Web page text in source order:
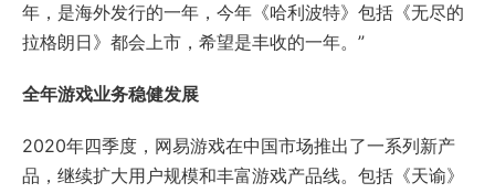
年，是海外发行的一年，今年《哈利波特》包括《无尽的
拉格朗日》都会上市，希望是丰收的一年。”
全年游戏业务稳健发展
2020年四季度，网易游戏在中国市场推出了一系列新产
品，继续扩大用户规模和丰富游戏产品线。包括《天谕》